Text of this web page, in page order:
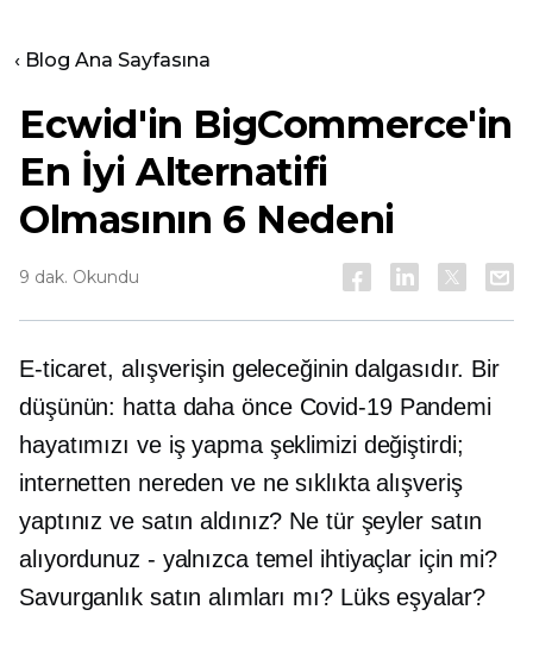
‹ Blog Ana Sayfasına
Ecwid'in BigCommerce'in
En İyi Alternatifi
Olmasının 6 Nedeni
9 dak. Okundu
E-ticaret, alışverişin geleceğinin dalgasıdır. Bir
düşünün: hatta daha önce Covid-19Pandemi
hayatımızı ve iş yapma şeklimizi değiştirdi;
internetten nereden ve ne sıklıkta alışveriş
yaptınız ve satın aldınız? Ne tür şeyler satın
alıyordunuz - yalnızca temel ihtiyaçlar için mi?
Savurganlık satın alımları mı? Lüks eşyalar?